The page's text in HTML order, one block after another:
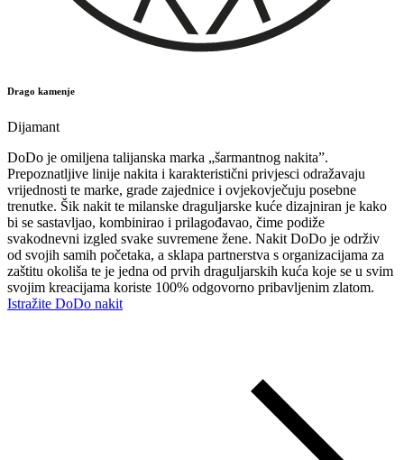
Drago kamenje
Dijamant
DoDo je omiljena talijanska marka „šarmantnog nakita”.
Prepoznatljive linije nakita i karakteristični privjesci odražavaju
vrijednosti te marke, grade zajednice i ovjekovječuju posebne
trenutke. Šik nakit te milanske draguljarske kuće dizajniran je kako
bi se sastavljao, kombinirao i prilagođavao, čime podiže
svakodnevni izgled svake suvremene žene. Nakit DoDo je održiv
od svojih samih početaka, a sklapa partnerstva s organizacijama za
zaštitu okoliša te je jedna od prvih draguljarskih kuća koje se u svim
svojim kreacijama koriste 100% odgovorno pribavljenim zlatom.
Istražite DoDo nakit